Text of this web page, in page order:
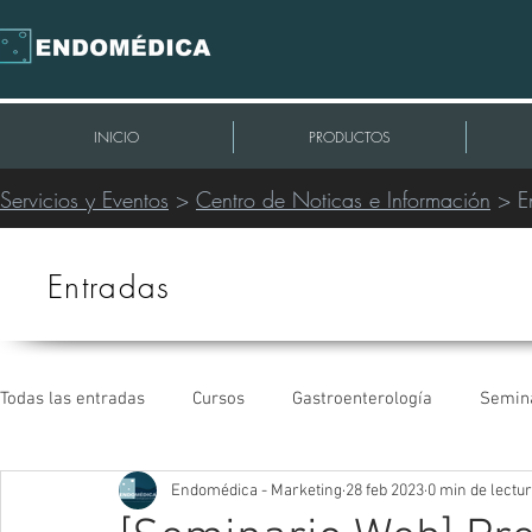
INICIO PRODUCTOS
Servicios y Eventos > Centro de Noticas e Información >
Entradas
Todas las entradas Cursos Gastroenterología
Intervencionismo Periférico Extracción de Cables
Endomédica - Marketing 28 feb 2023 0 min de